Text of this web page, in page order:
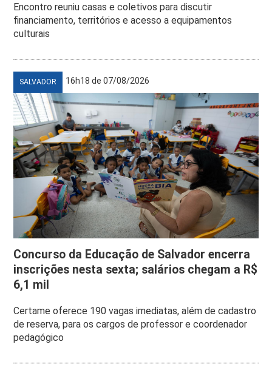
Encontro reuniu casas e coletivos para discutir
financiamento, territórios e acesso a equipamentos
culturais
SALVADOR 16h18 de 07/08/2026
Concurso da Educação de Salvador encerra
inscrições nesta sexta; salários chegam a R$
6,1 mil
Certame oferece 190 vagas imediatas, além de cadastro
de reserva, para os cargos de professor e coordenador
pedagógico